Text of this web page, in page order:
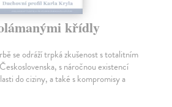
křídly
se odráží trpká zkušenost s totalitním
s náročnou existencí
do ciziny, a také s kompromisy a